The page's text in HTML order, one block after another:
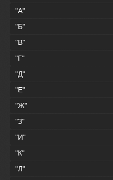
"А"
"Б"
"В"
"Г"
"Д"
"Е"
"Ж"
"З"
"И"
"К"
"Л"